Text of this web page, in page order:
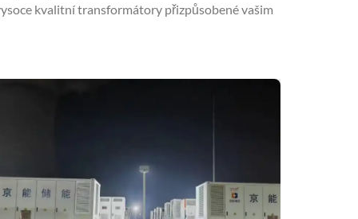
kvalitní transformátory přizpůsobené vašim